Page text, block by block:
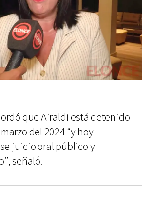
que Airaldi está detenido
del 2024 “y hoy
juicio oral público y
señaló.